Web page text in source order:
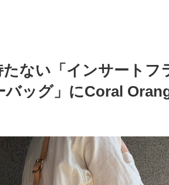
ない「インサートフ
バッグ」にCoral